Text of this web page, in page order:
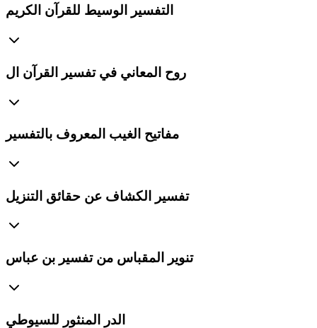
التفسير الوسيط للقرآن الكريم
روح المعاني في تفسير القرآن ال
مفاتيح الغيب المعروف بالتفسير
تفسير الكشاف عن حقائق التنزيل
تنوير المقباس من تفسير بن عباس
الدر المنثور للسيوطي